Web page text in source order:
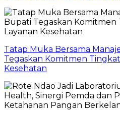
Tatap Muka Bersama
Tegaskan Komitmen
Kesehatan